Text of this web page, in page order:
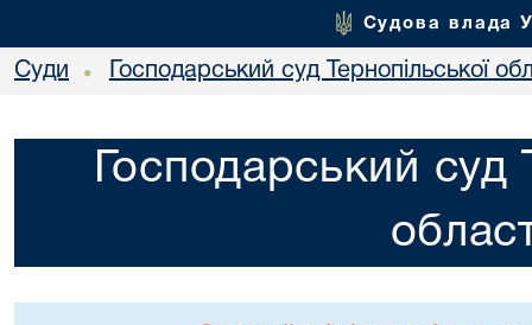
Судова влада
Суди • Господарський суд Тернопільської
Господарський суд